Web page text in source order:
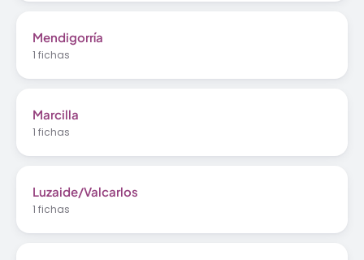
Mendigorría
1 fichas
Marcilla
1 fichas
Luzaide/Valcarlos
1 fichas